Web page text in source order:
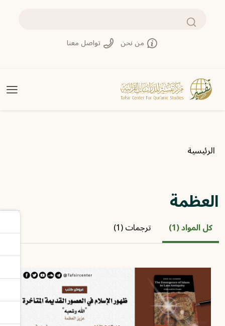
بحث
من نحن تواصل معنا
مسار التنقل
الرئيسية
العظمة
كل المواد (1) ترجمات (1)